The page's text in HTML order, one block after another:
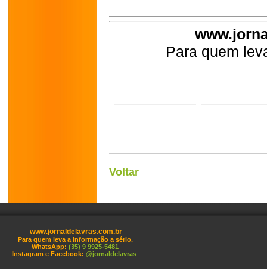
Para quem
Voltar
www.jornaldelavras.com.br
Para quem leva a informação a sério.
WhatsApp: (35) 9 9925-5481
Instagram e Facebook: @jornaldelavras